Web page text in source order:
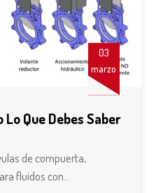
Que Debes Saber
03
marzo
de compuerta,
fluidos con...